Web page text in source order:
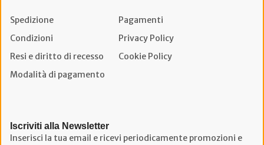
Spedizione
Pagamenti
Condizioni
Privacy Policy
Resi e diritto di recesso
Cookie Policy
Modalità di pagamento
Iscriviti alla Newsletter
Inserisci la tua email e ricevi periodicamente promozioni e